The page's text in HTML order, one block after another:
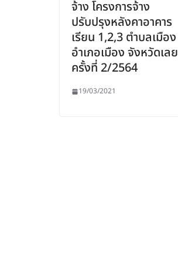
จ้าง โครงการจ้าง
ปรับปรุงหลังคาอาคาร
เรียน 1,2,3 ตำบลเมือง
อำเภอเมือง จังหวัดเลย
ครั้งที่ 2/2564
19/03/2021